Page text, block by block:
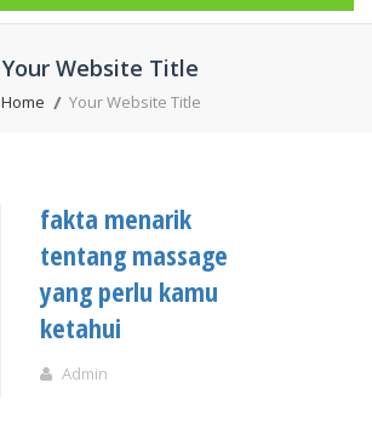
Your Website Title
Home Your Website Title
fakta menarik
tentang massage
yang perlu kamu
ketahui
Admin